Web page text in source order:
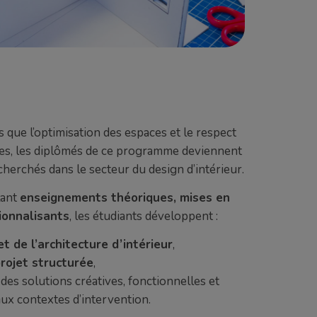
l’optimisation des espaces et le respect
les diplômés de ce programme deviennent
dans le secteur du design d’intérieur.
enseignements théoriques, mises en
, les étudiants développent :
de l’architecture d’intérieur,
structurée,
solutions créatives, fonctionnelles et
contextes d’intervention.